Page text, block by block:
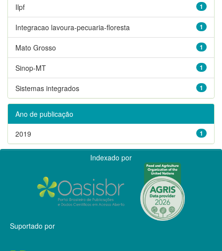
1
Ilpf
1
Integracao lavoura-pecuaria-floresta
1
Mato Grosso
1
Sinop-MT
1
Sistemas integrados
Ano de publicação
1
2019
Indexado por
Suportado por